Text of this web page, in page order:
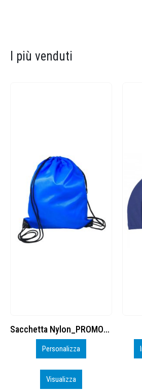
I più venduti
Cuffia Poliestere
Inizia a Personalizzare
Visualizza